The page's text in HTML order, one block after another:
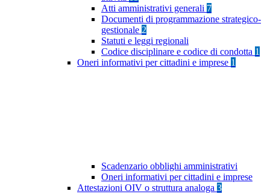
Atti amministrativi generali 7
Documenti di programmazione strategico-
gestionale 2
Statuti e leggi regionali
Codice disciplinare e codice di condotta 1
Oneri informativi per cittadini e imprese 1
Scadenzario obblighi amministrativi
Oneri informativi per cittadini e imprese
Attestazioni OIV o struttura analoga 3